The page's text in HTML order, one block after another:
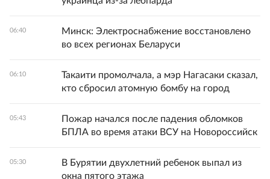
06:40
Минск: Электроснабжение восстановлено
во всех регионах Беларуси
06:10
Такаити промолчала, а мэр Нагасаки сказал,
кто сбросил атомную бомбу на город
05:43
Пожар начался после падения обломков
БПЛА во время атаки ВСУ на Новороссийск
05:30
В Бурятии двухлетний ребенок выпал из
окна пятого этажа